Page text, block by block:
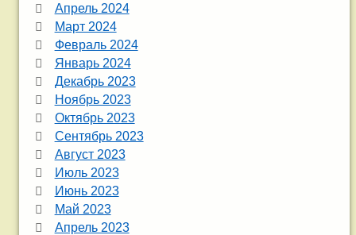
Апрель 2024
Март 2024
Февраль 2024
Январь 2024
Декабрь 2023
Ноябрь 2023
Октябрь 2023
Сентябрь 2023
Август 2023
Июль 2023
Июнь 2023
Май 2023
Апрель 2023